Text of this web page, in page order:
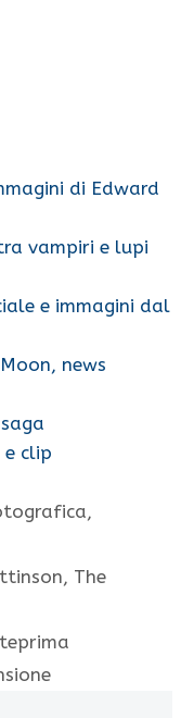
di Edward
vampiri e lupi
e immagini dal
news
clip
,
, The